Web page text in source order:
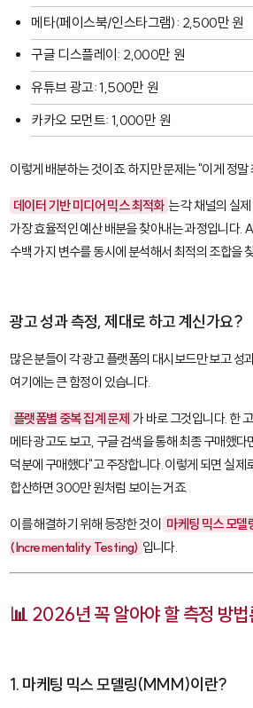
메타(페이스북/인스타그램): 2,500만 원
구글 디스플레이: 2,000만 원
유튜브 광고: 1,500만 원
카카오 모먼트: 1,000만 원
이렇게 배분하는 것이죠. 하지만 문제는 "이게 정
데이터 기반 미디어 믹스 최적화 는 각 채널의 실
가장 효율적인 예산 배분을 찾아내는 과정입니다.
수백 가지 변수를 동시에 분석해서 최적의 조합을
광고 성과 측정, 제대로 하고 계신가요?
많은 분들이 각 광고 플랫폼의 대시보드만 보고 성
여기에는 큰 함정이 있습니다.
플랫폼별 중복 집계 문제 가 바로 그것입니다. 한
메타 광고도 보고, 구글 검색을 통해 최종 구매했다
덕분에 구매했다"고 주장합니다. 이렇게 되면 실
합산하면 300만 원처럼 보이는 거죠.
이를 해결하기 위해 등장한 것이 마케팅 믹스 모
(Incrementality Testing) 입니다.
📊 2026년 꼭 알아야 할 측정 방법
1. 마케팅 믹스 모델링(MMM)이란?